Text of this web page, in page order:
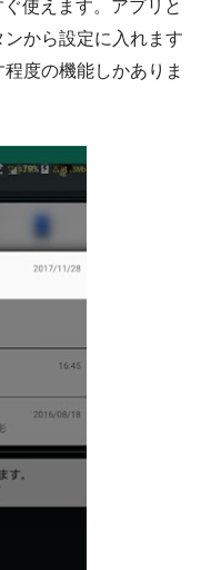
使えます。アプリと
から設定に入れます
度の機能しかありま